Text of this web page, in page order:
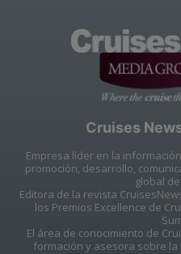
Cruises
Empresa líder en la
promoción, desarrollo,
global
Editora de la revista
los Premios Excellence de
El área de conocimiento de
formación y asesora sobre